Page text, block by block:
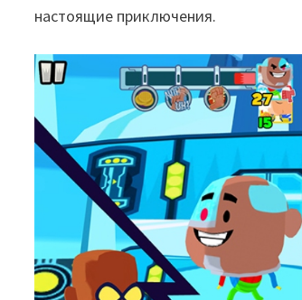
настоящие приключения.